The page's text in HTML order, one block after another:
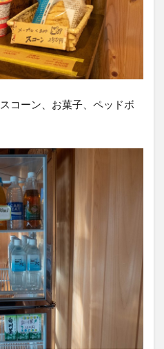
コーン、お菓子、ペッドボ